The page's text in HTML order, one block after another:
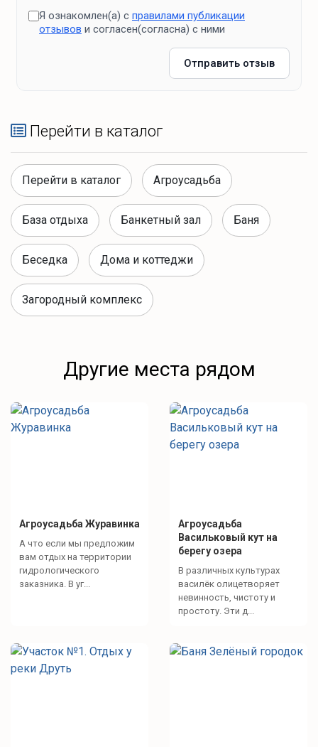
— Воины-афганцы — Трудовая слава региона
животные — всё рядом с вашим отдыхом!
Зоны отдыха
Костровая зона
терраса у дома
Банные удобства
терраса с зоной отдыха
Что для развлечений?
Спокойный отдых
Грибные места рядом с нами
Пляж на противоположной стороне водохранилища
(можно отправиться на SUP-досках)
Посетите Минский зоосад
Я ознакомлен(а) с правилами публикации
отзывов и согласен(согласна) с ними
Отправить отзыв
Перейти в каталог
Перейти в каталог Агроусадьба
База отдыха Банкетный зал Баня
Беседка Дома и коттеджи
Загородный комплекс
Другие места рядом
Агроусадьба Журавинка
А что если мы предложим
вам отдых на территории
гидрологического
заказника. В уг...
Агроусадьба
Васильковый кут на
берегу озера
В различных культурах
василёк олицетворяет
невинность, чистоту и
простоту. Эти д...